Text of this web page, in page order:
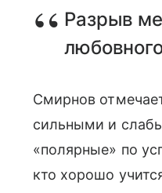
Разрыв
Смирнов
сильными и
«полярные» по
кто хорошо